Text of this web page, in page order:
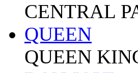
CENTRAL
QUEEN
QUEEN